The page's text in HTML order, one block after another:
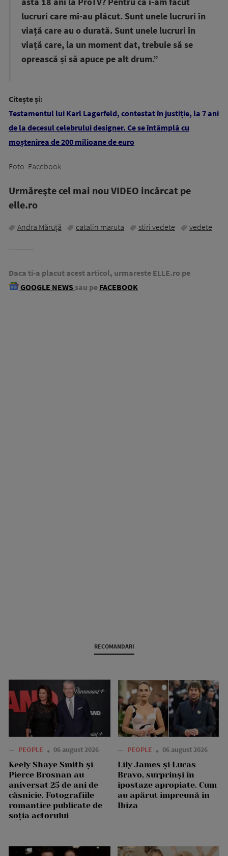
lucruri care mi-au plăcut. Sunt unele lucruri în
viață care au o durată. Sunt unele lucruri în
viață care, la un moment dat, trebuie să se
oprească și să apuce pe alt drum.”
Citește și:
Testamentul lui Karl Lagerfeld, contestat în justiție, la 7 ani
de la decesul celebrului designer. Ce se întâmplă cu
moștenirea de 200 milioane de euro
Foto: Facebook
Urmăreşte cel mai nou VIDEO incărcat pe
elle.ro
Andra Măruță catalin maruta stiri vedete vedete
Daca ti-a placut acest articol, urmareste ELLE.ro pe
GOOGLE NEWS sau pe FACEBOOK
RECOMANDARI
— PEOPLE 06 august 2026
Keely Shaye Smith și
Pierce Brosnan au
aniversat 25 de ani de
căsnicie. Fotografiile
romantice publicate de
soția actorului
— PEOPLE 06 august 2026
Lily James și Lucas
Bravo, surprinși în
ipostaze apropiate. Cum
au apărut împreună în
Ibiza